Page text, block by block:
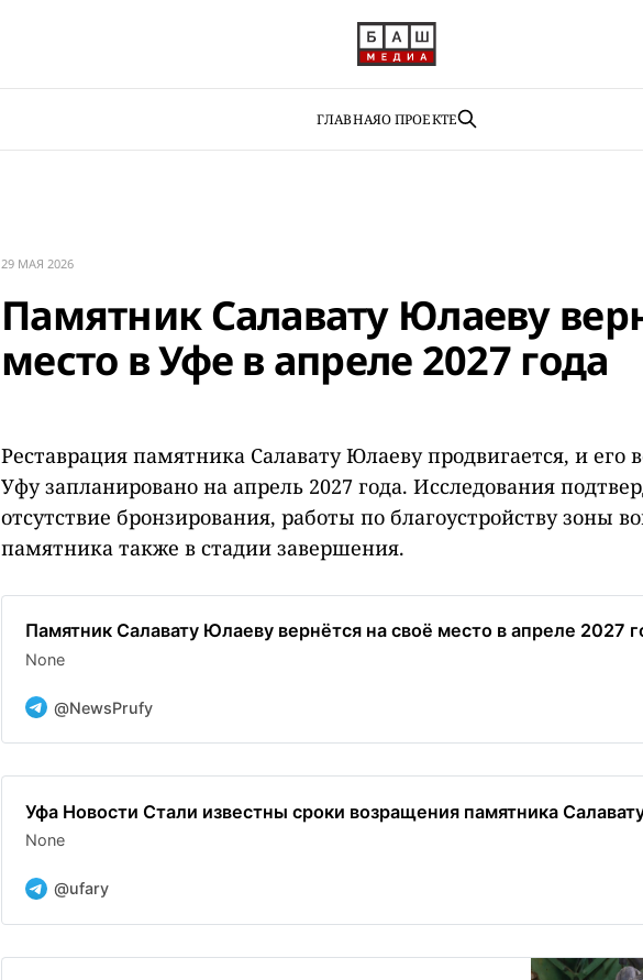
ГЛАВНАЯО ПРОЕКТЕ
29 МАЯ 2026
Памятник Салавату Юлаеву
место в Уфе в апреле 2027 года
Реставрация памятника Салавату Юлаеву продвигается, и его
Уфу запланировано на апрель 2027 года. Исследования
отсутствие бронзирования, работы по благоустройству зоны
памятника также в стадии завершения.
Памятник Салавату Юлаеву вернётся на своё место в апреле 2027
None
@NewsPrufy
Уфа Новости Стали известны сроки возращения памятника
None
@ufary